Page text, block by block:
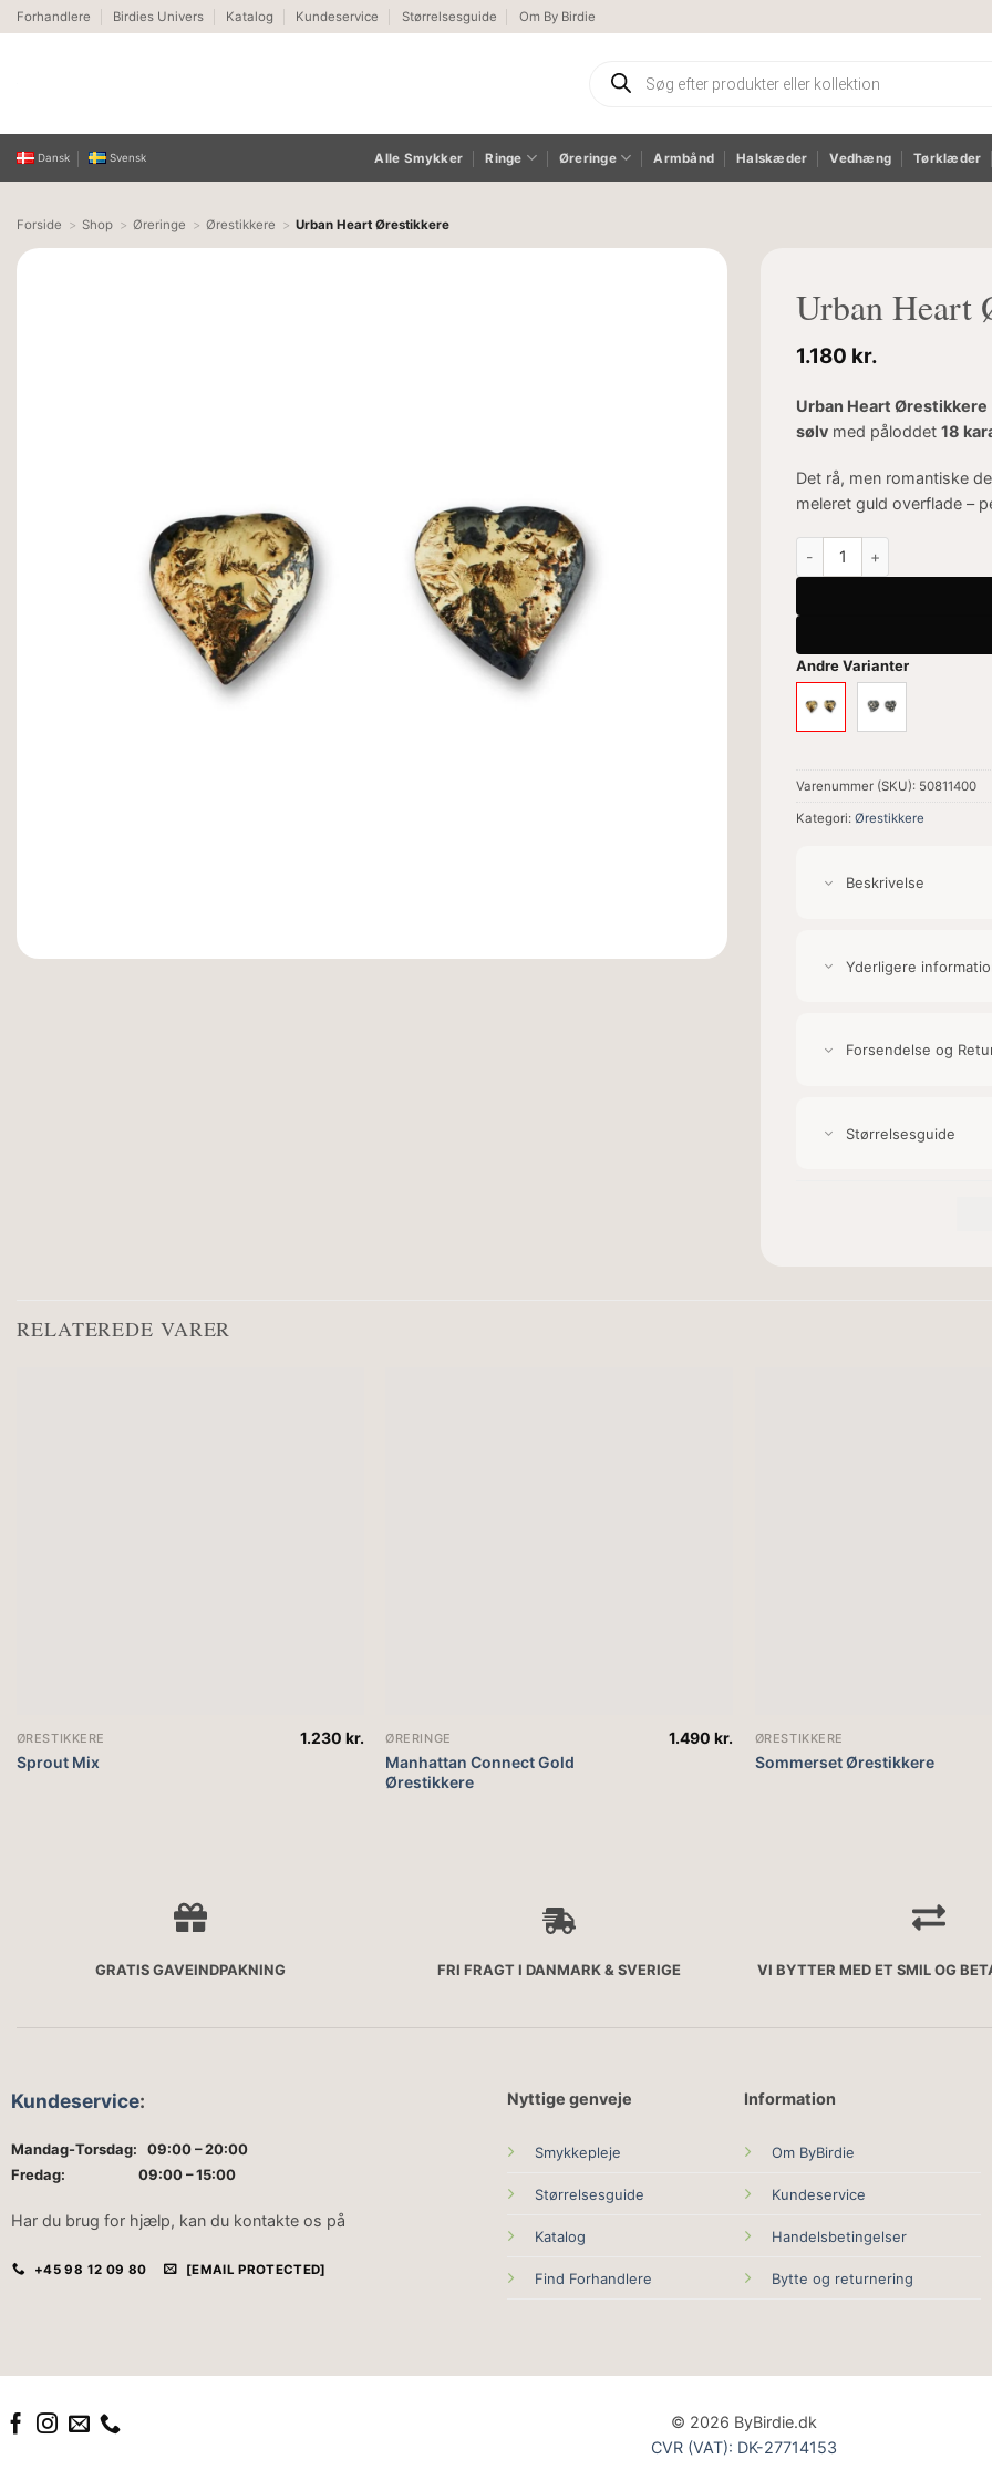
Fortsæt
til
Forhandlere Birdies Univers Katalog Kundeservice Størrelsesguide Om By Birdie
search
Dansk Svensk Alle Smykker Ringe Øreringe Armbånd Halskæder Vedhæng Tørklæder
Forside Shop Øreringe Ørestikkere Urban Heart Ørestikkere
Urban Heart
1.180 kr.
Urban Heart Ørestikkere
sølv med påloddet18
Det rå, men romantiske
meleret guld overflade –
Urban Heart Ørestikkere
Andre Varianter
Varenummer (SKU): 50811400
Kategori:Ørestikkere
Beskrivelse
Yderligere
Forsendelse og
Størrelsesguide
RELATEREDE VARER
ØRESTIKKERE
Sprout Mix
1.230 kr. ØRERINGE
Manhattan Connect Gold
Ørestikkere
1.490kr. ØRESTIKKERE
Sommerset Ørestikkere
GRATIS GAVEINDPAKNING FRI FRAGT I DANMARK & SVERIGE VI BYTTER MED ET SMIL OG
Kundeservice:
Mandag-Torsdag: 09:00 – 20:00
Fredag: 09:00 – 15:00
Har du brug for hjælp, kan du kontakte os på
+45 98 12 09 80 [EMAIL PROTECTED]
Nyttige genveje
Smykkepleje
Størrelsesguide
Katalog
Find Forhandlere
Information
Om ByBirdie
Kundeservice
Handelsbetingelser
Bytte og returnering
© 2026 ByBirdie.dk
CVR (VAT): DK-27714153